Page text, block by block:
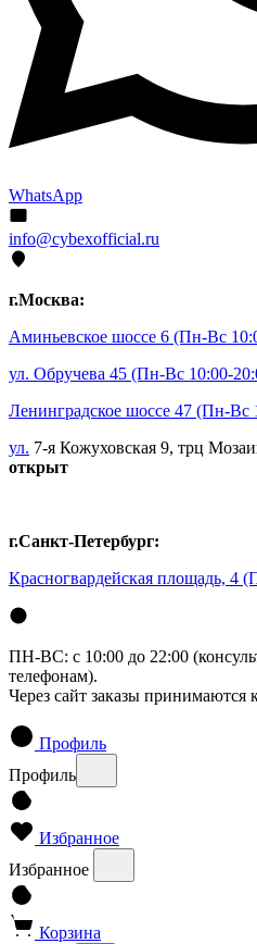
WhatsApp
info@cybexofficial.ru
г.Москва:
Аминьевское шоссе 6 (Пн-Вс
ул. Обручева 45 (Пн-Вс 10:00-
Ленинградское шоссе 47 (Пн-Вс
ул. 7-я Кожуховская 9, трц
открыт
г.Санкт-Петербург:
Красногвардейская площадь, 4
ПН-ВС: с 10:00 до 22:00
телефонам).
Через сайт заказы принимаются
Профиль
Профиль
Избранное
Избранное
Корзина